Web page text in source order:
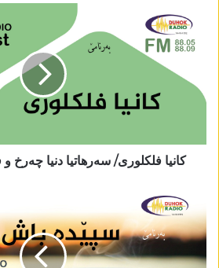
کانیا فلکلوری/ سەرھاتیا دنیا چەرخ و